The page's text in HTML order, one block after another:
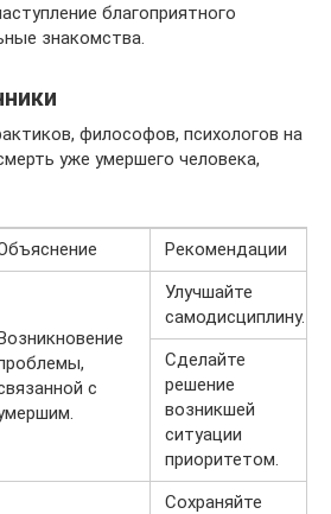
благоприятного
знакомства.
философов, психологов на
уже умершего человека,
Рекомендации
с
Улучшайте
самодисциплину.
Сделайте
решение
возникшей
ситуации
приоритетом.
Сохраняйте